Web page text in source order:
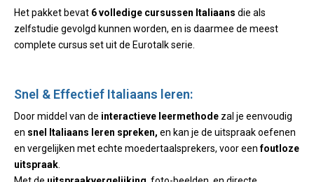
Het pakket bevat 6 volledige cursussen Italiaans die als
zelfstudie gevolgd kunnen worden, en is daarmee de meest
complete cursus set uit de Eurotalk serie.
Snel & Effectief Italiaans leren:
Door middel van de interactieve leermethode zal je eenvoudig
en snel Italiaans leren spreken, en kan je de uitspraak oefenen
en vergelijken met echte moedertaalsprekers, voor eenfoutloze
uitspraak